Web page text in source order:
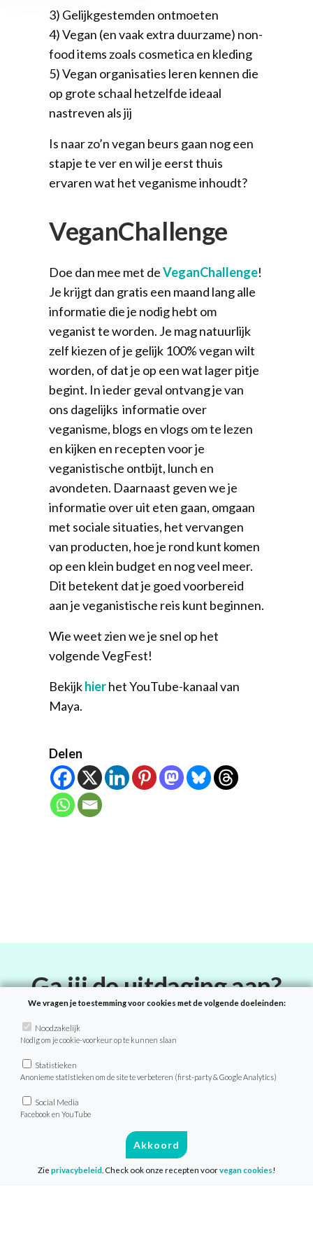
3) Gelijkgestemden ontmoeten
4) Vegan (en vaak extra duurzame) non-
food items zoals cosmetica en kleding
5) Vegan organisaties leren kennen die
op grote schaal hetzelfde ideaal
nastreven als jij
Is naar zo’n vegan beurs gaan nog een
stapje te ver en wil je eerst thuis
ervaren wat het veganisme inhoudt?
VeganChallenge
Doe dan mee met deVeganChallenge!
Je krijgt dan gratis een maand lang alle
informatie die je nodig hebt om
veganist te worden. Je mag natuurlijk
zelf kiezen of je gelijk 100% vegan wilt
worden, of dat je op een wat lager pitje
begint. In ieder geval ontvang je van
ons dagelijks informatie over
veganisme, blogs en vlogs om te lezen
en kijken en recepten voor je
veganistische ontbijt, lunch en
avondeten. Daarnaast geven we je
informatie over uit eten gaan, omgaan
met sociale situaties, het vervangen
van producten, hoe je rond kunt komen
op een klein budget en nog veel meer.
Dit betekent dat je goed voorbereid
aan je veganistische reis kunt beginnen.
Wie weet zien we je snel op het
volgende VegFest!
Bekijkhierhet YouTube-kanaal van
Maya.
Delen
Ga jij de uitdaging aan?
Doe ook mee met 1 maand plantaardig
eten! Als deelnemer van de
VeganChallenge ontvang je dagelijks
heerlijke recepten, tips en
achtergrondinformatie zo in je mailbox.
Deelname is geheel gratis en je start
wanneer het jou uitkomt!
We vragen je toestemming voor cookies met de volgende doeleinden:
Noodzakelijk
Nodig om je cookie-voorkeur op te kunnen slaan
Statistieken
Anonieme statistieken om de site te verbeteren (first-party & Google Analytics)
Social Media
Facebook en YouTube
Akkoord
Zie privacybeleid . Check ook onze recepten voorvegan cookies!